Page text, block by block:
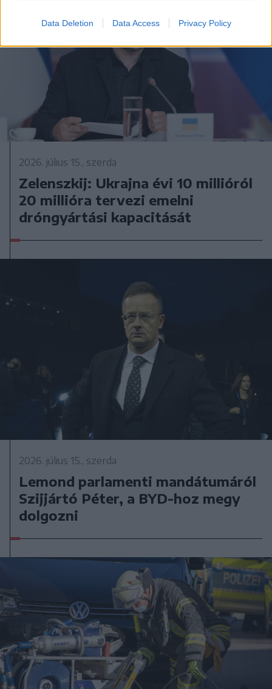
Data Deletion Data Access Privacy Policy
2026. július 15., szerda
Zelenszkij: Ukrajna évi 10 millióról
20 millióra tervezi emelni
dróngyártási kapacitását
2026. július 15., szerda
Lemond parlamenti mandátumáról
Szijjártó Péter, a BYD-hoz megy
dolgozni